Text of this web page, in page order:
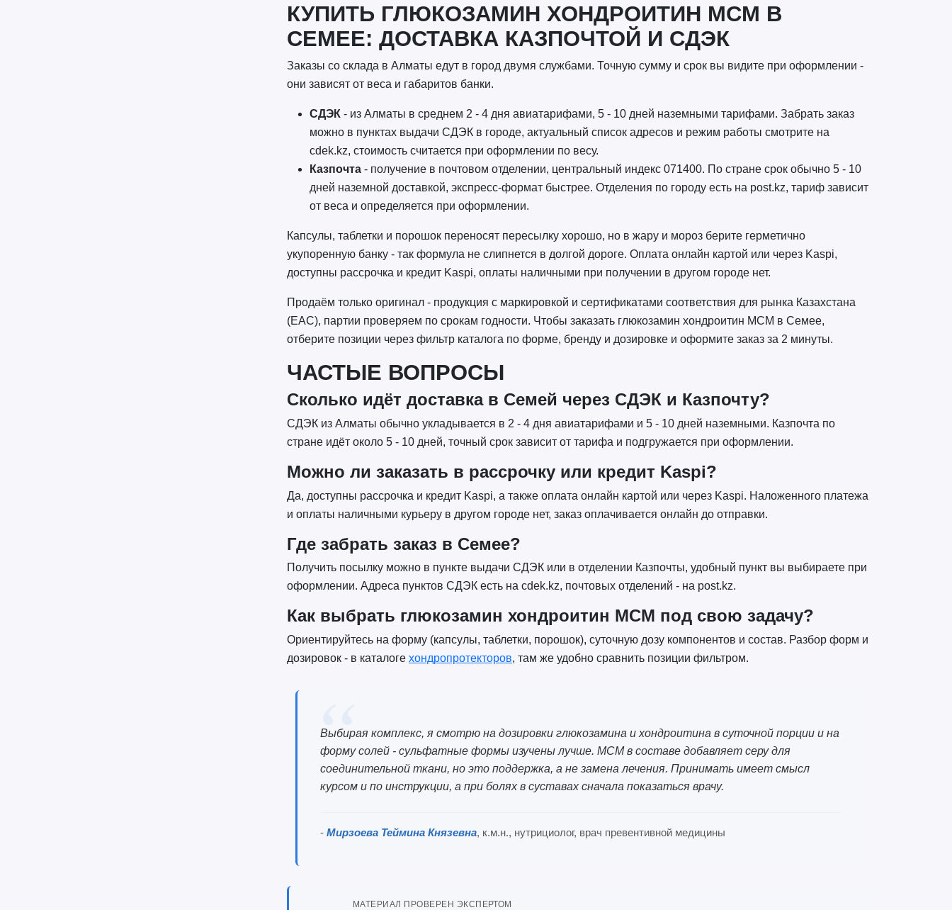
КУПИТЬ ГЛЮКОЗАМИН ХОНДРОИТИН МСМ В
СЕМЕЕ: ДОСТАВКА КАЗПОЧТОЙ И СДЭК
Заказы со склада в Алматы едут в город двумя службами. Точную сумму и срок вы видите при оформлении -
они зависят от веса и габаритов банки.
СДЭК- из Алматы в среднем 2 - 4 дня авиатарифами, 5 - 10 дней наземными тарифами. Забрать заказ
можно в пунктах выдачи СДЭК в городе, актуальный список адресов и режим работы смотрите на
cdek.kz, стоимость считается при оформлении по весу.
Казпочта- получение в почтовом отделении, центральный индекс 071400. По стране срок обычно 5 - 10
дней наземной доставкой, экспресс-формат быстрее. Отделения по городу есть на post.kz, тариф зависит
от веса и определяется при оформлении.
Капсулы, таблетки и порошок переносят пересылку хорошо, но в жару и мороз берите герметично
укупоренную банку - так формула не слипнется в долгой дороге. Оплата онлайн картой или через Kaspi,
доступны рассрочка и кредит Kaspi, оплаты наличными при получении в другом городе нет.
Продаём только оригинал - продукция с маркировкой и сертификатами соответствия для рынка Казахстана
(EAC), партии проверяем по срокам годности. Чтобы заказать глюкозамин хондроитин МСМ в Семее,
отберите позиции через фильтр каталога по форме, бренду и дозировке и оформите заказ за 2 минуты.
ЧАСТЫЕ ВОПРОСЫ
Сколько идёт доставка в Семей через СДЭК и Казпочту?
СДЭК из Алматы обычно укладывается в 2 - 4 дня авиатарифами и 5 - 10 дней наземными. Казпочта по
стране идёт около 5 - 10 дней, точный срок зависит от тарифа и подгружается при оформлении.
Можно ли заказать в рассрочку или кредит Kaspi?
Да, доступны рассрочка и кредит Kaspi, а также оплата онлайн картой или через Kaspi. Наложенного платежа
и оплаты наличными курьеру в другом городе нет, заказ оплачивается онлайн до отправки.
Где забрать заказ в Семее?
Получить посылку можно в пункте выдачи СДЭК или в отделении Казпочты, удобный пункт вы выбираете при
оформлении. Адреса пунктов СДЭК есть на cdek.kz, почтовых отделений - на post.kz.
Как выбрать глюкозамин хондроитин МСМ под свою задачу?
Ориентируйтесь на форму (капсулы, таблетки, порошок), суточную дозу компонентов и состав. Разбор форм и
дозировок - в каталоге хондропротекторов, там же удобно сравнить позиции фильтром.
Выбирая комплекс, я смотрю на дозировки глюкозамина и хондроитина в суточной порции и на
форму солей - сульфатные формы изучены лучше. МСМ в составе добавляет серу для
соединительной ткани, но это поддержка, а не замена лечения. Принимать имеет смысл
курсом и по инструкции, а при болях в суставах сначала показаться врачу.
-Мирзоева Теймина Князевна, к.м.н., нутрициолог, врач превентивной медицины
МАТЕРИАЛ ПРОВЕРЕН ЭКСПЕРТОМ